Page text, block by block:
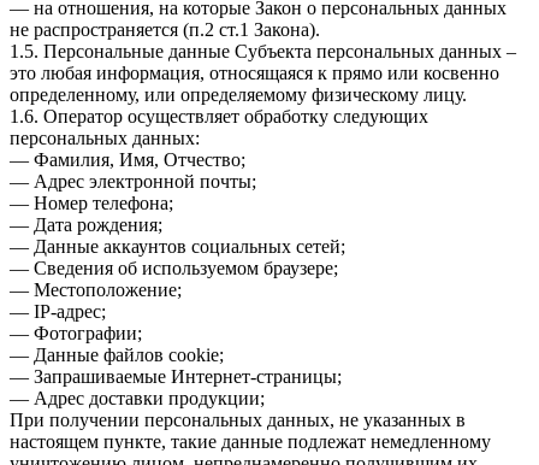
— на отношения, на которые Закон о персональных данных
не распространяется (п.2 ст.1 Закона).
1.5. Персональные данные Субъекта персональных данных –
это любая информация, относящаяся к прямо или косвенно
определенному, или определяемому физическому лицу.
1.6. Оператор осуществляет обработку следующих
персональных данных:
— Фамилия, Имя, Отчество;
— Адрес электронной почты;
— Номер телефона;
— Дата рождения;
— Данные аккаунтов социальных сетей;
— Сведения об используемом браузере;
— Местоположение;
— IP-адрес;
— Фотографии;
— Данные файлов cookie;
— Запрашиваемые Интернет-страницы;
— Адрес доставки продукции;
При получении персональных данных, не указанных в
настоящем пункте, такие данные подлежат немедленному